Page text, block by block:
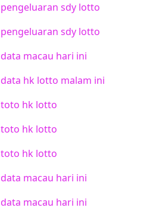
pengeluaran sdy lotto
pengeluaran sdy lotto
data macau hari ini
data hk lotto malam ini
toto hk lotto
toto hk lotto
toto hk lotto
data macau hari ini
data macau hari ini